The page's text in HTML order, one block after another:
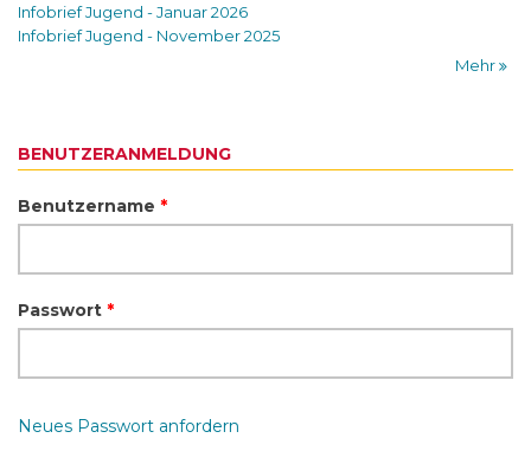
Infobrief Jugend - Januar 2026
Infobrief Jugend - November 2025
Mehr
BENUTZERANMELDUNG
Benutzername *
Passwort *
Neues Passwort anfordern